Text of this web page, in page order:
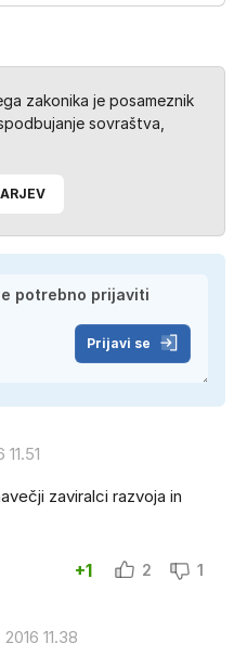
zakonika je posameznik
sovraštva,
Prijavi se
11.51
zaviralci razvoja in
+1 2 1
2016 11.38